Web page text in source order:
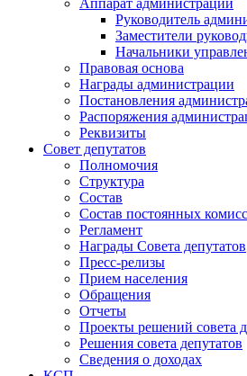
Аппарат администрации
Руководитель
Заместители
Начальники
Правовая основа
Награды администрации
Постановления
Распоряжения
Реквизиты
Совет депутатов
Полномочия
Структура
Состав
Состав постоянных
Регламент
Награды Совета депутатов
Пресс-релизы
Прием населения
Обращения
Отчеты
Проекты решений совета
Решения совета депутатов
Сведения о доходах